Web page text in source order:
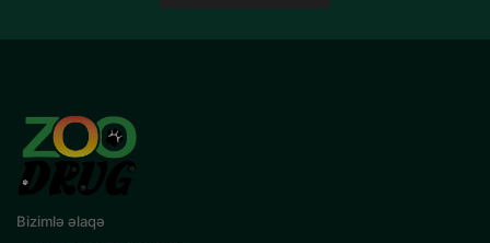
Bizimlə əlaqə